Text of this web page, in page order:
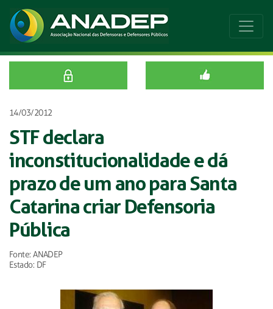
14/03/2012
STF declara
inconstitucionalidade e dá
prazo de um ano para Santa
Catarina criar Defensoria
Pública
Fonte: ANADEP
Estado: DF